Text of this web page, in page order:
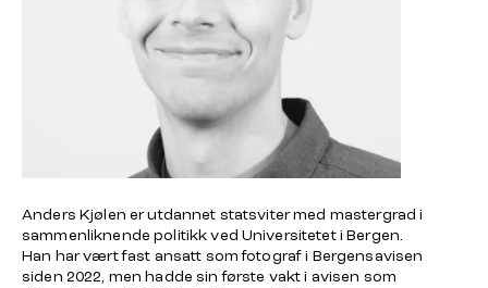
Anders Kjølen er utdannet statsviter med mastergrad i
sammenliknende politikk ved Universitetet i Bergen.
Han har vært fast ansatt som fotograf i Bergensavisen
siden 2022, men hadde sin første vakt i avisen som